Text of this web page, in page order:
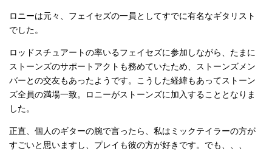
ロニーは元々、フェイセズの一員としてすでに有名なギタリスト
でした。
ロッドスチュアートの率いるフェイセズに参加しながら、たまに
ストーンズのサポートアクトも務めていたため、ストーンズメン
バーとの交友もあったようです。こうした経緯もあってストーン
ズ全員の満場一致。ロニーがストーンズに加入することとなりま
した。
正直、個人のギターの腕で言ったら、私はミックテイラーの方が
すごいと思いますし、プレイも彼の方が好きです。でも、、、